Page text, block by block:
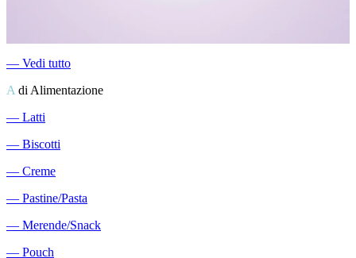
― Vedi tutto
A di Alimentazione
― Latti
― Biscotti
― Creme
― Pastine/Pasta
― Merende/Snack
― Pouch